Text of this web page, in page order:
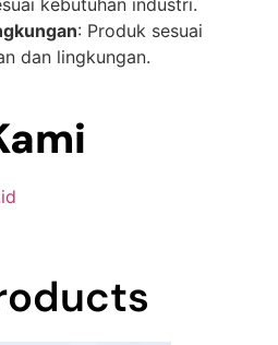
kebutuhan industri.
: Produk sesuai
dan lingkungan.